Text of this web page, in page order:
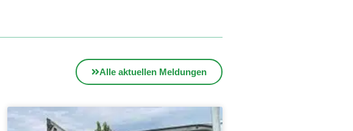
Alle aktuellen Meldungen